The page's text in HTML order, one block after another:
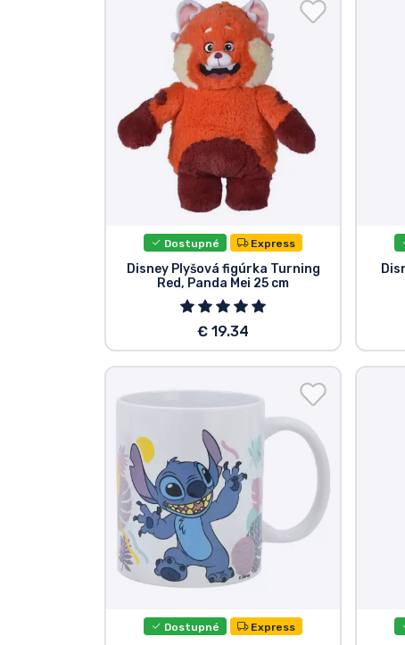
Dostupné Express
Disney Plyšová figúrka Turning
Red, Panda Mei 25 cm
€ 19.34
Dostupné Express